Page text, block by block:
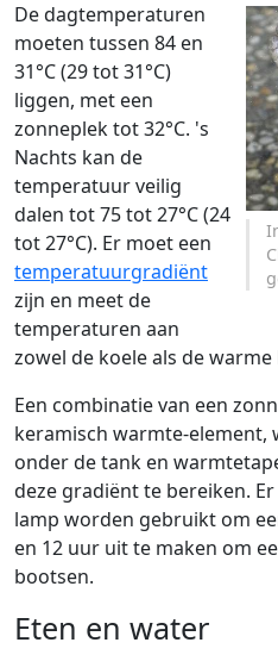
De dagtemperaturen
moeten tussen 84 en
31°C (29 tot 31°C)
liggen, met een
zonneplek tot 32°C. 's
Nachts kan de
temperatuur veilig
dalen tot 75 tot 27°C (24
tot 27°C). Er moet een
temperatuurgradiënt
zijn en meet de
temperaturen aan
zowel de koele als de warme
Een combinatie van een
keramisch warmte-element,
onder de tank en
deze gradiënt te bereiken.
lamp worden gebruikt om
en 12 uur uit te maken om
bootsen.
Eten en water